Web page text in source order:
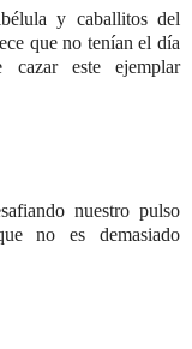
y caballitos del
que no tenían el día
este ejemplar
nuestro pulso
no es demasiado